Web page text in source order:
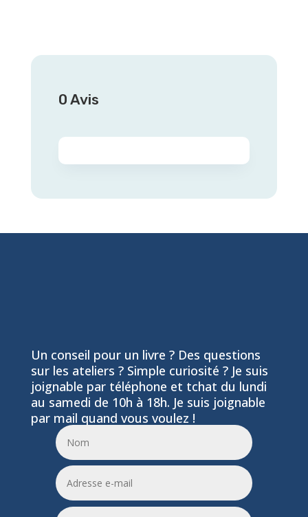
0 Avis
Un conseil pour un livre ? Des questions
sur les ateliers ? Simple curiosité ? Je suis
joignable par téléphone et tchat du lundi
au samedi de 10h à 18h. Je suis joignable
par mail quand vous voulez !
06 24 55 86 51
leptitfilaplumes@etik.com